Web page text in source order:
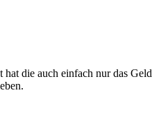
die auch einfach nur das Geld